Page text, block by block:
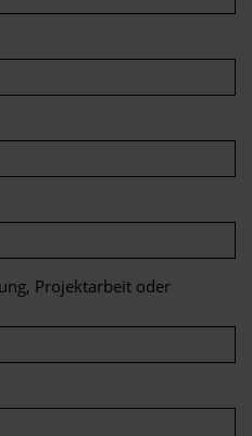
Projektarbeit oder